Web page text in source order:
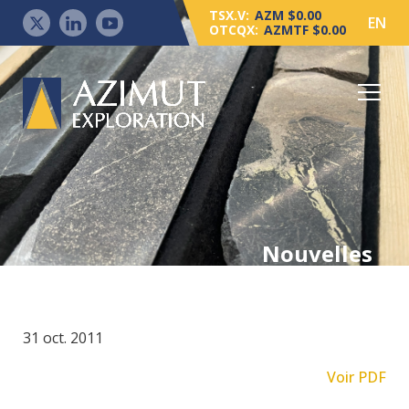
TSX.V: AZM $0.00
OTCQX: AZMTF $0.00 EN
Nouvelles
31 oct. 2011
Voir PDF